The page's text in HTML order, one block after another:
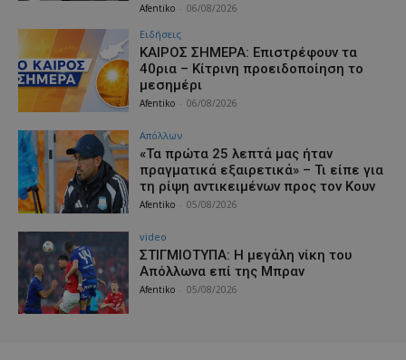
Afentiko 06/08/2026
Ειδήσεις
ΚΑΙΡΟΣ ΣΗΜΕΡΑ: Επιστρέφουν τα
40ρια – Κίτρινη προειδοποίηση το
μεσημέρι
Afentiko 06/08/2026
Απόλλων
«Τα πρώτα 25 λεπτά μας ήταν
πραγματικά εξαιρετικά» – Τι είπε για
τη ρίψη αντικειμένων προς τον Κουν
Afentiko 05/08/2026
video
ΣΤΙΓΜΙΟΤΥΠΑ: Η μεγάλη νίκη του
Απόλλωνα επί της Μπραν
Afentiko 05/08/2026